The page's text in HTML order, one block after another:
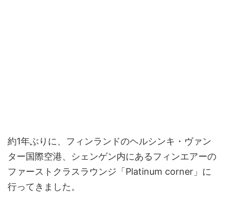
約1年ぶりに、フィンランドのヘルシンキ・ヴァン
ター国際空港、シェンゲン内にあるフィンエアーの
ファーストクラスラウンジ「Platinum corner」に
行ってきました。